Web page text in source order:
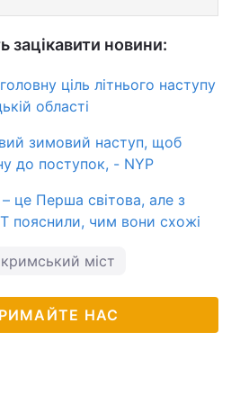
новини:
ціль літнього наступу
області
зимовий наступ, щоб
до поступок, - NYP
– це Перша світова, але з
пояснили, чим вони схожі
кримський міст
НАС